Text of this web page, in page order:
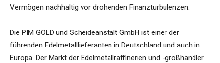
Vermögen nachhaltig vor drohenden Finanzturbulenzen.
Die PIM GOLD und Scheideanstalt GmbH ist einer der
führenden Edelmetalllieferanten in Deutschland und auch in
Europa. Der Markt der Edelmetallraffinerien und -großhändler